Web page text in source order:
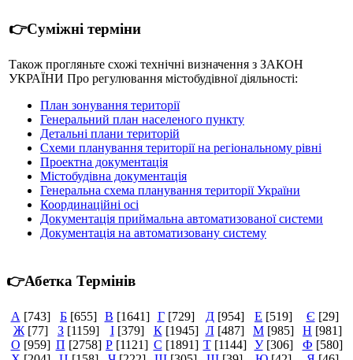
👉Суміжні терміни
Також прогляньте схожі технічні визначення з ЗАКОН
УКРАЇНИ Про регулювання містобудівної діяльності:
План зонування території
Генеральний план населеного пункту
Детальні плани територій
Cхеми планування території на регіональному рівні
Проектна документація
Містобудівна документація
Генеральна схема планування території України
Координаційні осі
Документація приймальна автоматизованої системи
Документація на автоматизовану систему
👉Абетка Термінів
А [743] Б [655] В [1641] Г [729] Д [954] Е [519] Є [29]
Ж [77] З [1159] І [379] К [1945] Л [487] М [985] Н [981]
О [959] П [2758] Р [1121] С [1891] Т [1144] У [306] Ф [580]